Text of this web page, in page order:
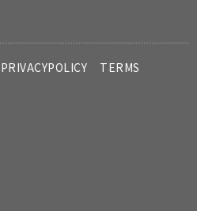
PRIVACYPOLICY TERMS